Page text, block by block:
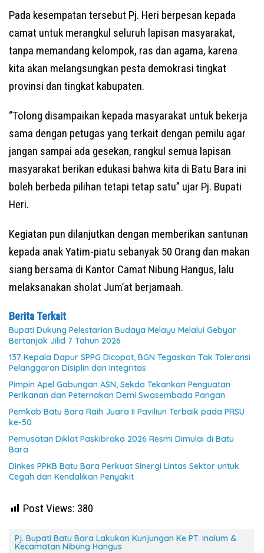
Pada kesempatan tersebut Pj. Heri berpesan kepada
camat untuk merangkul seluruh lapisan masyarakat,
tanpa memandang kelompok, ras dan agama, karena
kita akan melangsungkan pesta demokrasi tingkat
provinsi dan tingkat kabupaten.
“Tolong disampaikan kepada masyarakat untuk bekerja
sama dengan petugas yang terkait dengan pemilu agar
jangan sampai ada gesekan, rangkul semua lapisan
masyarakat berikan edukasi bahwa kita di Batu Bara ini
boleh berbeda pilihan tetapi tetap satu” ujar Pj. Bupati
Heri.
Kegiatan pun dilanjutkan dengan memberikan santunan
kepada anak Yatim-piatu sebanyak 50 Orang dan makan
siang bersama di Kantor Camat Nibung Hangus, lalu
melaksanakan sholat Jum’at berjamaah.
Berita Terkait
Bupati Dukung Pelestarian Budaya Melayu Melalui Gebyar
Bertanjak Jilid 7 Tahun 2026
137 Kepala Dapur SPPG Dicopot, BGN Tegaskan Tak Toleransi
Pelanggaran Disiplin dan Integritas
Pimpin Apel Gabungan ASN, Sekda Tekankan Penguatan
Perikanan dan Peternakan Demi Swasembada Pangan
Pemkab Batu Bara Raih Juara II Paviliun Terbaik pada PRSU
ke-50
Pemusatan Diklat Paskibraka 2026 Resmi Dimulai di Batu
Bara
Dinkes PPKB Batu Bara Perkuat Sinergi Lintas Sektor untuk
Cegah dan Kendalikan Penyakit
Post Views: 380
Pj. Bupati Batu Bara Lakukan Kunjungan Ke PT. Inalum &
Kecamatan Nibung Hangus